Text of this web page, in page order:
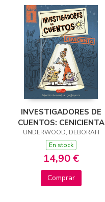
INVESTIGADORES DE
CUENTOS: CENICIENTA
UNDERWOOD, DEBORAH
En stock
14,90 €
Comprar